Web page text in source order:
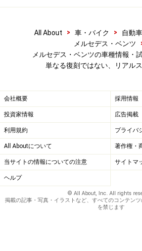
All About > 車・バイク > 自動車
メルセデス・ベンツ
メルセデス・ベンツの車種情報・
単なる復刻ではない、リアル
会社概要 採用情報
投資家情報 広告掲載
利用規約 プライバ
All Aboutについて 著作権・
当サイトの情報についての注意 サイトマ
ヘルプ
© All About, Inc. All rights
掲載の記事・写真・イラストなど、すべてのコンテン
を禁じます